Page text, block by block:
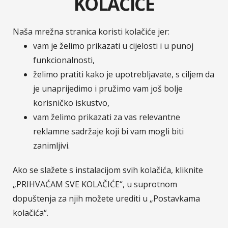
Velebit osiguranje, Velebit životno osiguranje,
hrvatskom tržištu Zavarovalnica Sava, d.d. / Sava
osiguranje, d.d. posluje putem svoje podružnice
Sava osiguranje, d.d. - Podružnica Hrvatska.
Pripadnost Osigurateljnoj grupi Sava čini nas
dijelom jedne od najvećih financijskih grupacija u JI
Europi. Više o Savi Re.
© Sava osiguranje Pratite nas na :
Naša mrežna stranica koristi kolačiće jer:
vam je želimo prikazati u cijelosti i u punoj
funkcionalnosti,
želimo pratiti kako je upotrebljavate, s ciljem da
je unaprijedimo i pružimo vam još bolje
korisničko iskustvo,
vam želimo prikazati za vas relevantne
reklamne sadržaje koji bi vam mogli biti
zanimljivi.
Ako se slažete s instalacijom svih kolačića, kliknite
„PRIHVAĆAM SVE KOLAČIĆE“, u suprotnom
dopuštenja za njih možete urediti u „Postavkama
kolačića“.